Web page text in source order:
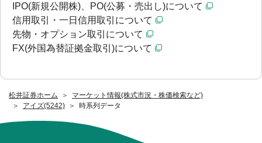
松井証券ホーム
マーケット情報(株式市況・株価検索など)
アイズ(5242)
時系列データ
IPO(新規公開株)、PO(公募・売出し)について
信用取引・一日信用取引について
先物・オプション取引について
FX(外国為替証拠金取引)について